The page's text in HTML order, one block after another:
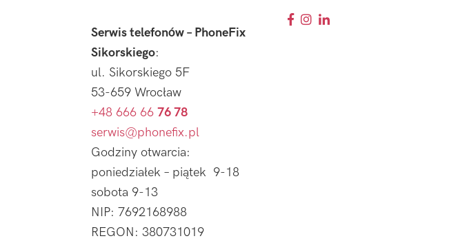
Serwis telefonów – PhoneFix
Sikorskiego:
ul. Sikorskiego 5F
53-659 Wrocław
+48 666 66 76 78
serwis@phonefix.pl
Godziny otwarcia:
poniedziałek – piątek 9-18
sobota 9-13
NIP: 7692168988
REGON: 380731019